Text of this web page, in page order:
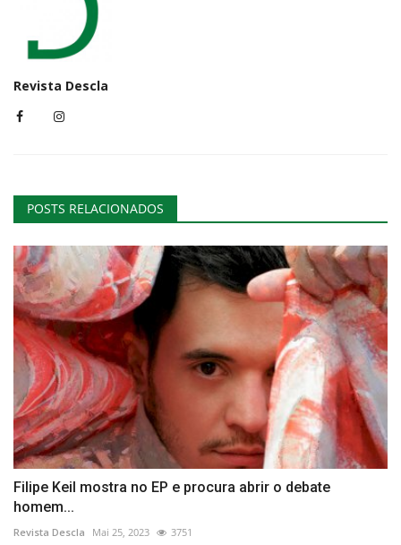
Revista Descla
POSTS RELACIONADOS
Filipe Keil mostra no EP e procura abrir o debate
homem...
Revista Descla Mai 25, 2023 3751